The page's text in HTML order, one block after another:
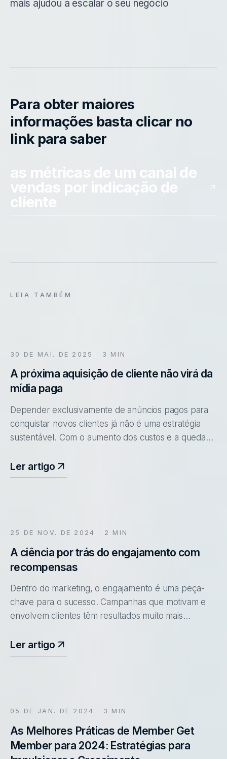
mais ajudou a escalar o seu negócio
Para obter maiores
informações basta clicar no
link para saber
as métricas de um canal de
vendas por indicação de
cliente
LEIA TAMBÉM
30 DE MAI. DE 2025 · 3 MIN
A próxima aquisição de cliente não virá da
mídia paga
Depender exclusivamente de anúncios pagos para
conquistar novos clientes já não é uma estratégia
sustentável. Com o aumento dos custos e a queda
se apresenta como uma a
Ler artigo
25 DE NOV. DE 2024 · 2 MIN
A ciência por trás do engajamento com
recompensas
Dentro do marketing, o engajamento é uma peça-
chave para o sucesso. Campanhas que motivam e
envolvem clientes têm resultados muito mais
Ler artigo
05 DE JAN. DE 2024 · 3 MIN
As Melhores Práticas de Member Get
Member para 2024: Estratégias para